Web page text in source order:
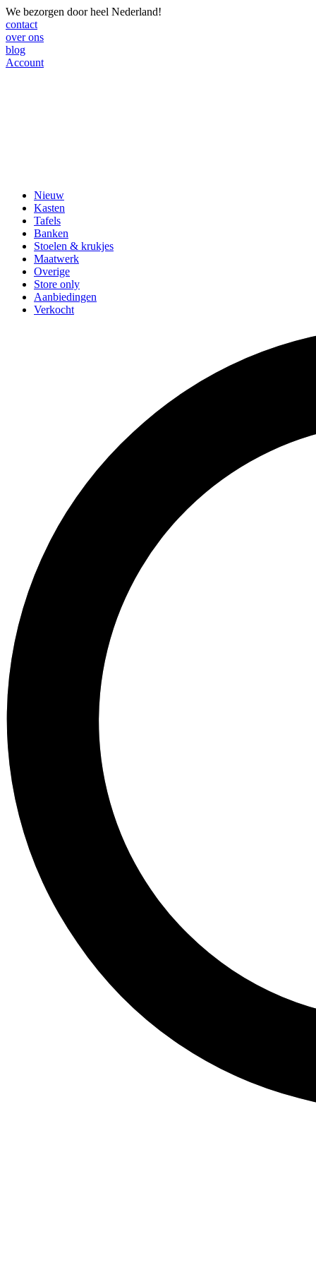
We bezorgen door heel Nederland!
contact
over ons
blog
Account
Nieuw
Kasten
Tafels
Banken
Stoelen & krukjes
Maatwerk
Overige
Store only
Aanbiedingen
Verkocht